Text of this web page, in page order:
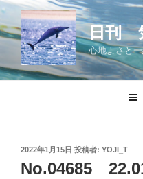
コ
ン
テ
ツ
日刊
心地よさと
投
稿
日:
2022年1月15日 投稿者: YOJI_T
No.04685